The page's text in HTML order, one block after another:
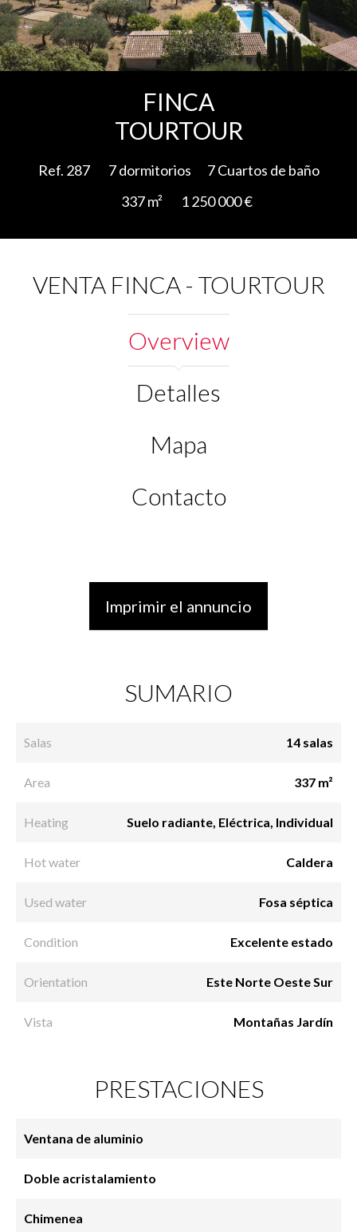
FINCA
TOURTOUR
Ref. 287 7 dormitorios
7 Cuartos de baño
337 m²
1 250 000 €
VENTA FINCA - TOURTOUR
Overview
Detalles
Mapa
Contacto
Imprimir el annuncio
SUMARIO
Salas 14 salas
Area 337 m²
Heating Suelo radiante, Eléctrica, Individual
Hot water Caldera
Used water Fosa séptica
Condition Excelente estado
Orientation Este Norte Oeste Sur
Vista Montañas Jardín
PRESTACIONES
Ventana de aluminio
Doble acristalamiento
Chimenea